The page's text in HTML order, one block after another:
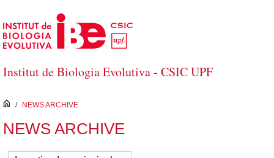
Salta al contingut principal
Institut de Biologia Evolutiva - CSIC UPF
inici
/ NEWS ARCHIVE
NEWS ARCHIVE